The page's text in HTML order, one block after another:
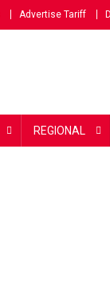
Advertise Tariff
REGIONAL